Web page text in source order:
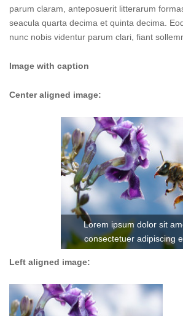
parum claram, anteposuerit litterarum
seacula quarta decima et quinta decima.
nunc nobis videntur parum clari, fiant
Image with caption
Center aligned image:
Lorem ipsum dolor sit
consectetuer adipiscing
Left aligned image: